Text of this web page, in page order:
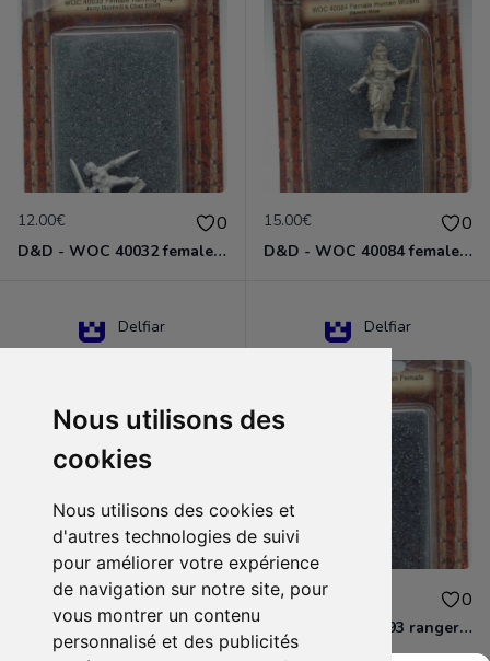
Nous utilisons des
cookies
Nous utilisons des cookies et
d'autres technologies de suivi
pour améliorer votre expérience
de navigation sur notre site, pour
vous montrer un contenu
personnalisé et des publicités
12.00€ 0
D&D - WOC 40032 female halfling rogue Miniature - Donjons Dragons
15.00€ 0
D&D - WOC 40084 female human wizard Miniature - Donjons Dragons
Delfiar
15.00€ 0
D&D - 88286 paladin human male Miniature - Donjons Dragons
Delfiar
12.00€ 0
D&D - WOC 40093 ranger human female Miniature - Donjons Dragons